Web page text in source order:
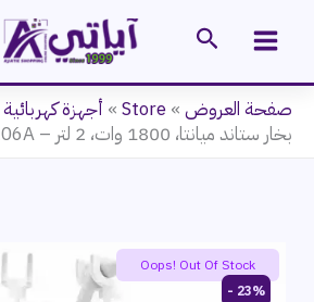
البحث
صفحة العروض »
Store
» أجهزة
بخار ستاند ميانتا، 1800 وات، 2 لتر – GS42206A
Oops! Out Of Stock
23% -